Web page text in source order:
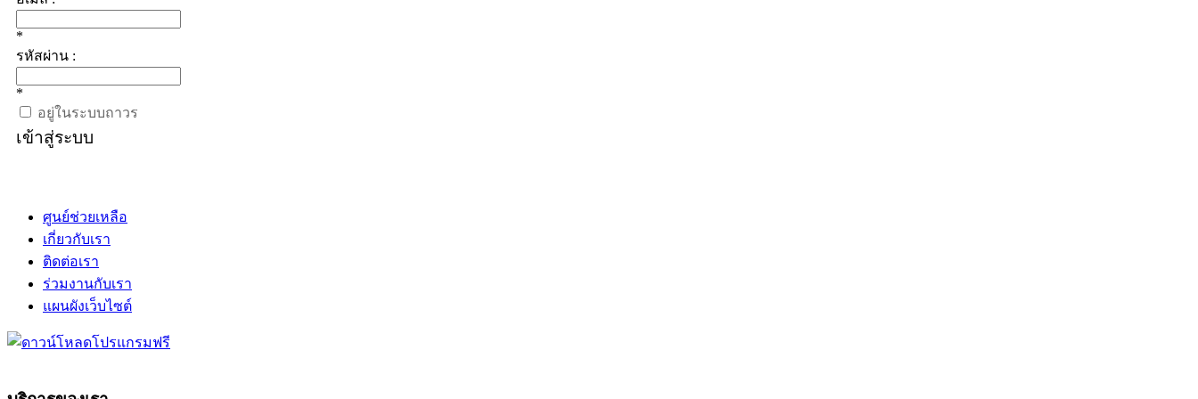
*
รหัสผ่าน :
*
อยู่ในระบบถาวร
เข้าสู่ระบบ
ศูนย์ช่วยเหลือ
เกี่ยวกับเรา
ติดต่อเรา
ร่วมงานกับเรา
แผนผังเว็บไซต์